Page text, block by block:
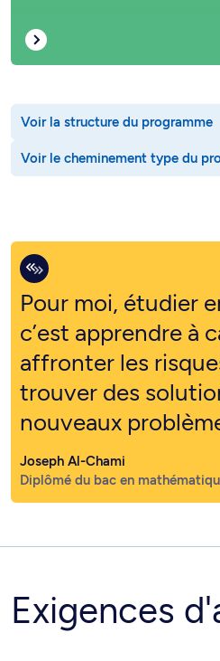
Voir la structure du programme
Voir le cheminement type du
Pour moi, étudier
c’est apprendre à
affronter les
trouver des
nouveaux
Joseph Al-Chami
Diplômé du bac en
Exigences